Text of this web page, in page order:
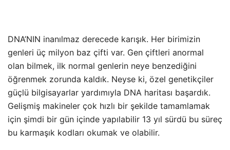
DNA’NIN inanılmaz derecede karışık. Her birimizin
genleri üç milyon baz çifti var. Gen çiftleri anormal
olan bilmek, ilk normal genlerin neye benzediğini
öğrenmek zorunda kaldık. Neyse ki, özel genetikçiler
güçlü bilgisayarlar yardımıyla DNA haritası başardık.
Gelişmiş makineler çok hızlı bir şekilde tamamlamak
için şimdi bir gün içinde yapılabilir 13 yıl sürdü bu süreç
bu karmaşık kodları okumak ve olabilir.